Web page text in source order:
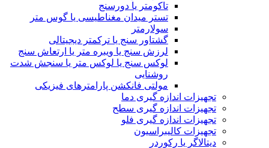
تاکومتر یا دورسنج
تستر میدان مغناطیسی یا گوس متر
سولارمتر
گشتاور سنج یا ترکمتر دیجیتالی
لرزش سنج یا ویبره متر یا ارتعاش سنج
لوکس سنج یا لوکس متر یا سنجش شدت
روشنایی
مولتی فانکشن پارامترهای فیزیکی
تجهیزات اندازه گیری دما
تجهیزات اندازه گیری سطح
تجهیزات اندازه گیری فلو
تجهیزات کالیبراسیون
دیتالاگر یا رکوردر